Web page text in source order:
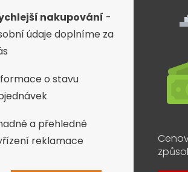
nakupování -
údaje doplníme za
o stavu
a přehledné
reklamace